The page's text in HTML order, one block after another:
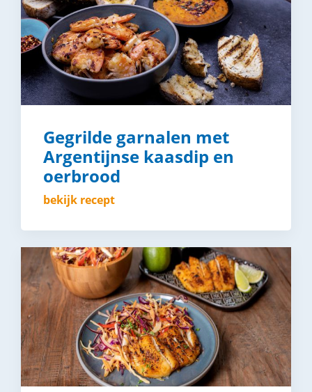
Gegrilde garnalen met
Argentijnse kaasdip en
oerbrood
bekijk recept